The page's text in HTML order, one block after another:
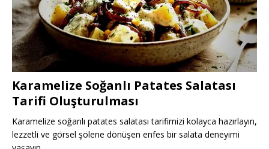
Karamelize Soğanlı Patates Salatası
Tarifi Oluşturulması
Karamelize soğanlı patates salatası tarifimizi kolayca hazırlayın,
lezzetli ve görsel şölene dönüşen enfes bir salata deneyimi